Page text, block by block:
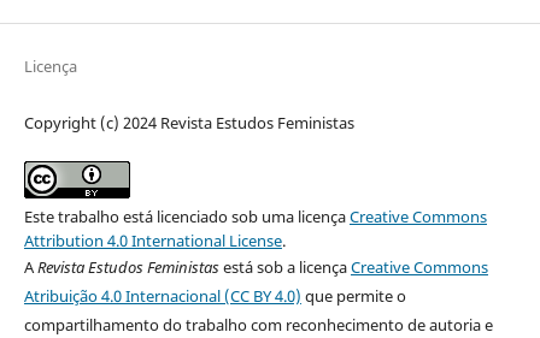
Licença
Copyright (c) 2024 Revista Estudos Feministas
Este trabalho está licenciado sob uma licençaCreative Commons
Attribution 4.0 International License.
ARevista Estudos Feministasestá sob a licençaCreative Commons
Atribuição 4.0 Internacional (CC BY 4.0) que permite o
compartilhamento do trabalho com reconhecimento de autoria e